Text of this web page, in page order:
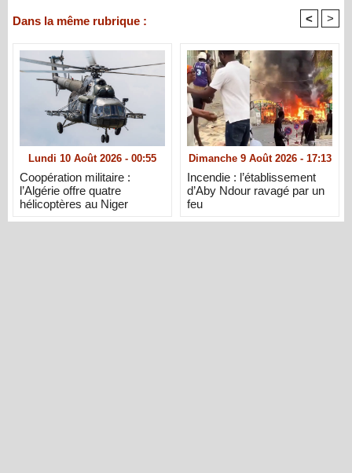
Dans la même rubrique : < >
Lundi 10 Août 2026 - 00:55
Coopération militaire :
l’Algérie offre quatre
hélicoptères au Niger
Dimanche 9 Août 2026 - 17:13
Incendie : l’établissement
d’Aby Ndour ravagé par un
feu